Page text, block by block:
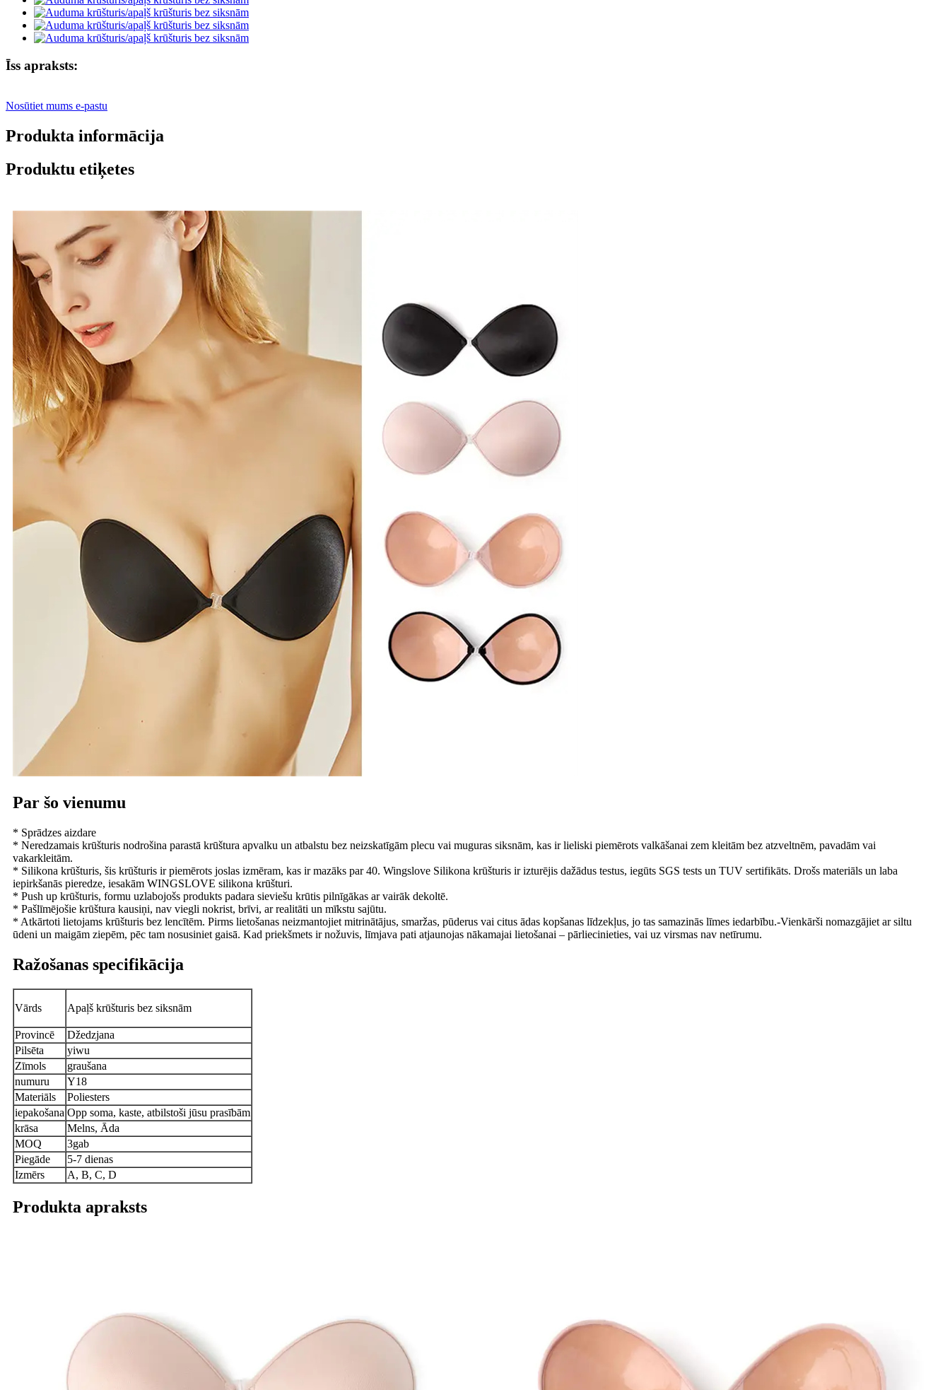
Īss apraksts:
Nosūtiet mums e-pastu
Produkta informācija
Produktu etiķetes
Par šo vienumu
* Sprādzes aizdare
* Neredzamais krūšturis nodrošina parastā krūštura apvalku un atbalstu bez neizskatīgām plecu vai muguras siksnām, kas ir lieliski piemērots valkāšanai zem kleitām bez atzveltnēm, pavadām vai
vakarkleitām.
* Silikona krūšturis, šis krūšturis ir piemērots joslas izmēram, kas ir mazāks par 40. Wingslove Silikona krūšturis ir izturējis dažādus testus, iegūts SGS tests un TUV sertifikāts. Drošs materiāls un laba
iepirkšanās pieredze, iesakām WINGSLOVE silikona krūšturi.
* Push up krūšturis, formu uzlabojošs produkts padara sieviešu krūtis pilnīgākas ar vairāk dekoltē.
* Pašlīmējošie krūštura kausiņi, nav viegli nokrist, brīvi, ar realitāti un mīkstu sajūtu.
* Atkārtoti lietojams krūšturis bez lencītēm. Pirms lietošanas neizmantojiet mitrinātājus, smaržas, pūderus vai citus ādas kopšanas līdzekļus, jo tas samazinās līmes iedarbību.-Vienkārši nomazgājiet ar siltu
ūdeni un maigām ziepēm, pēc tam nosusiniet gaisā. Kad priekšmets ir nožuvis, līmjava pati atjaunojas nākamajai lietošanai – pārliecinieties, vai uz virsmas nav netīrumu.
Ražošanas specifikācija
Vārds Apaļš krūšturis bez siksnām
Provincē
Džedzjana
Pilsēta
yiwu
Zīmols
graušana
numuru
Y18
Materiāls
Poliesters
iepakošana Opp soma, kaste, atbilstoši jūsu prasībām
krāsa
Melns, Āda
MOQ
3gab
Piegāde
5-7 dienas
Izmērs
A, B, C, D
Produkta apraksts